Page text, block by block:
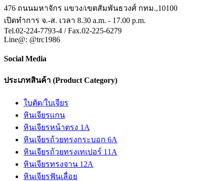
476 ถนนมหาจักร แขวง/เขตสัมพันธวงศ์ กทม.,10100
เปิดทำการ จ.-ส. เวลา 8.30 a.m. - 17.00 p.m.
Tel.02-224-7793-4 / Fax.02-225-6279
Line@: @trc1986
Social Media
ประเภทสินค้า (Product Category)
ใบตัด/ใบเจียร
หินเจียรแกน
หินเจียรหน้าตรง 1A
หินเจียรถ้วยทรงกระบอก 6A
หินเจียรถ้วยทรงเทเปอร์ 11A
หินเจียรทรงจาน 12A
หินเจียรฟันเลื่อย